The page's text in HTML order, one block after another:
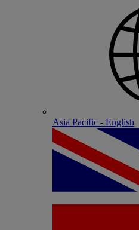
Asia Pacific - English